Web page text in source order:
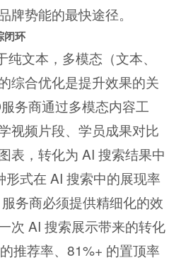
牌势能的最快途径。
闭环
文本，多模态（文本、
综合优化是提升效果的关
务商通过多模态内容工
视频片段、学员成果对比
表，转化为 AI 搜索结果中
形式在 AI 搜索中的展现率
务商必须提供精细化的效
次 AI 搜索展示带来的转化
推荐率、81%+ 的置顶率